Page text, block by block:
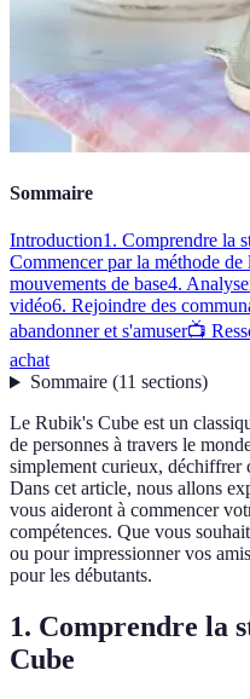
Sommaire
Introduction1. Comprendre la
Commencer par la méthode de
mouvements de base4.
vidéo6. Rejoindre des
abandonner et s'amuser📺
achat
Sommaire(11 sections)
Le Rubik's Cube est un
de personnes à travers le
simplement curieux, déchiffrer
Dans cet article, nous allons
vous aideront à commencer
compétences. Que vous
ou pour impressionner vos
pour les débutants.
1. Comprendre la
Cube